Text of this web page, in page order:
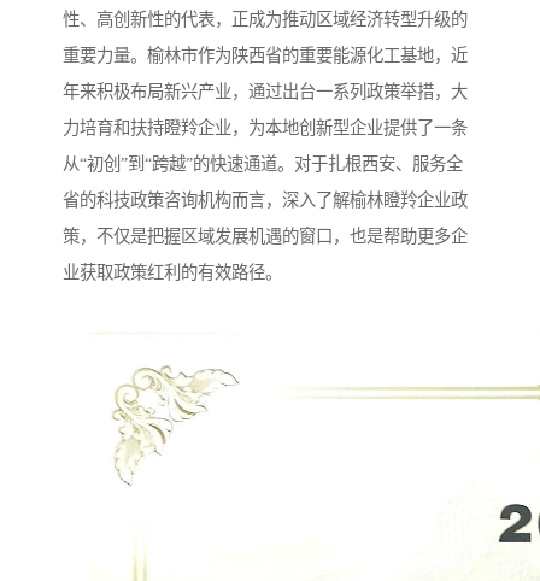
性、高创新性的代表，正成为推动区域经济转型升级的
重要力量。榆林市作为陕西省的重要能源化工基地，近
年来积极布局新兴产业，通过出台一系列政策举措，大
力培育和扶持瞪羚企业，为本地创新型企业提供了一条
从“初创”到“跨越”的快速通道。对于扎根西安、服务全
省的科技政策咨询机构而言，深入了解榆林瞪羚企业政
策，不仅是把握区域发展机遇的窗口，也是帮助更多企
业获取政策红利的有效路径。